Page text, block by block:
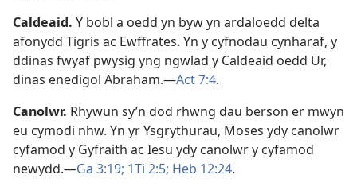
Caldeaid. Y bobl a oedd yn byw yn ardaloedd delta
afonydd Tigris ac Ewffrates. Yn y cyfnodau cynharaf, y
ddinas fwyaf pwysig yng ngwlad y Caldeaid oedd Ur,
dinas enedigol Abraham.—Act 7:4.
Canolwr. Rhywun sy’n dod rhwng dau berson er mwyn
eu cymodi nhw. Yn yr Ysgrythurau, Moses ydy canolwr
cyfamod y Gyfraith ac Iesu ydy canolwr y cyfamod
newydd.—Ga 3:19; 1Ti 2:5; Heb 12:24.